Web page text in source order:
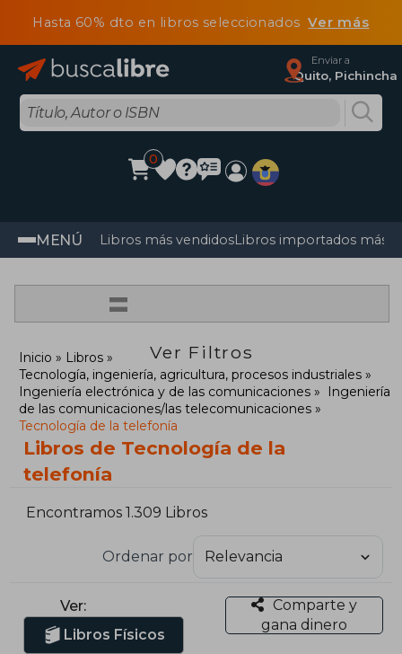
Hasta 60% dto en libros seleccionadosVer más
Enviar a
Quito, Pichincha
0
MENÚ Libros más vendidosLibros importados más
=
Ver Filtros
Inicio
Libros
Tecnología, ingeniería, agricultura, procesos industriales
Ingeniería electrónica y de las comunicaciones
Ingeniería
de las comunicaciones/las telecomunicaciones
Tecnología de la telefonía
Libros de Tecnología de la
telefonía
Encontramos 1.309 Libros
Ordenar por
Ver:
Libros Físicos
Comparte y
gana dinero